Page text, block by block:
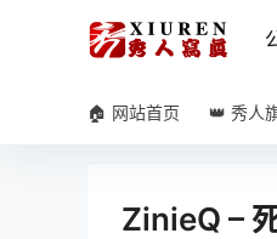
🏠 网站首页 👑 秀人
ZinieQ –